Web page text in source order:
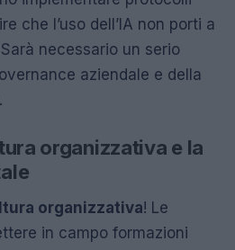
che l’uso dell’IA non porti a
necessario un serio
aziendale e della
organizzativa e la
organizzativa! Le
in campo formazioni